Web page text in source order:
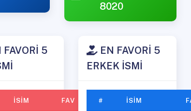
8020
FAVORİ 5
İSIM FAV
EN FAVORİ 5
ERKEK İSMİ
# İSIM